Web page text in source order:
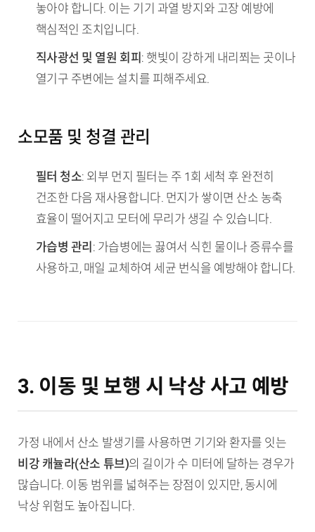
놓아야 합니다. 이는 기기 과열 방지와 고장 예방에
핵심적인 조치입니다.
직사광선 및 열원 회피 : 햇빛이 강하게 내리쬐는 곳이나
열기구 주변에는 설치를 피해주세요.
소모품 및 청결 관리
필터 청소: 외부 먼지 필터는 주 1회 세척 후 완전히
건조한 다음 재사용합니다. 먼지가 쌓이면 산소 농축
효율이 떨어지고 모터에 무리가 생길 수 있습니다.
가습병 관리 : 가습병에는 끓여서 식힌 물이나 증류수를
사용하고, 매일 교체하여 세균 번식을 예방해야 합니다.
3. 이동 및 보행 시 낙상 사고 예방
가정 내에서 산소 발생기를 사용하면 기기와 환자를 잇는
비강 캐뉼라(산소 튜브)의 길이가 수 미터에 달하는 경우가
많습니다. 이동 범위를 넓혀주는 장점이 있지만, 동시에
낙상 위험도 높아집니다.